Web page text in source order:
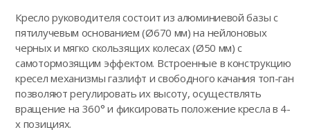
Кресло руководителя состоит из алюминиевой базы с
пятилучевым основанием (Ø670 мм) на нейлоновых
черных и мягко скользящих колесах (Ø50 мм) с
самотормозящим эффектом. Встроенные в конструкцию
кресел механизмы газлифт и свободного качания топ-ган
позволяют регулировать их высоту, осуществлять
вращение на 360° и фиксировать положение кресла в 4-
х позициях.